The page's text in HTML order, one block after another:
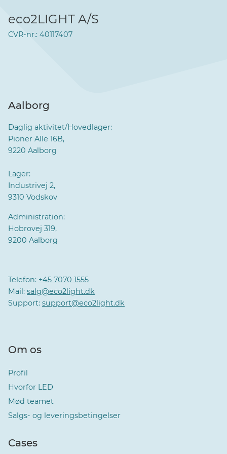
eco2LIGHT A/S
CVR-nr.: 40117407
Aalborg
Daglig aktivitet/Hovedlager:
Pioner Alle 16B,
9220 Aalborg
Lager:
Industrivej 2,
9310 Vodskov
Administration:
Hobrovej 319,
9200 Aalborg
Telefon: +45 7070 1555
Mail: salg@eco2light.dk
Support: support@eco2light.dk
Om os
Profil
Hvorfor LED
Mød teamet
Salgs- og leveringsbetingelser
Cases